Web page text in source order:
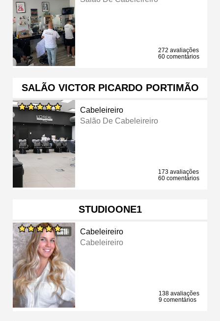
272 avaliações
60 comentários
SALÃO VICTOR PICARDO PORTIMÃO
Cabeleireiro
Salão De Cabeleireiro
173 avaliações
60 comentários
STUDIOONE1
Cabeleireiro
Cabeleireiro
138 avaliações
9 comentários